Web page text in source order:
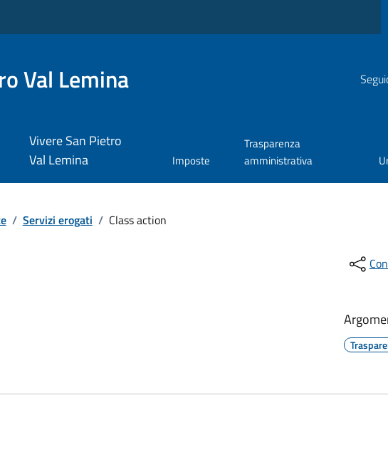
Val Lemina
Vivere San Pietro
Val Lemina
Imposte
Trasparenza
amministrativa
/ Servizi erogati / Class action